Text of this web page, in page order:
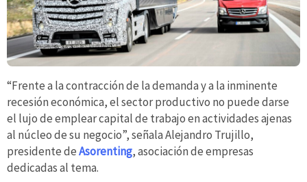
“Frente a la contracción de la demanda y a la inminente
recesión económica, el sector productivo no puede darse
el lujo de emplear capital de trabajo en actividades ajenas
al núcleo de su negocio”, señala Alejandro Trujillo,
presidente deAsorenting, asociación de empresas
dedicadas al tema.